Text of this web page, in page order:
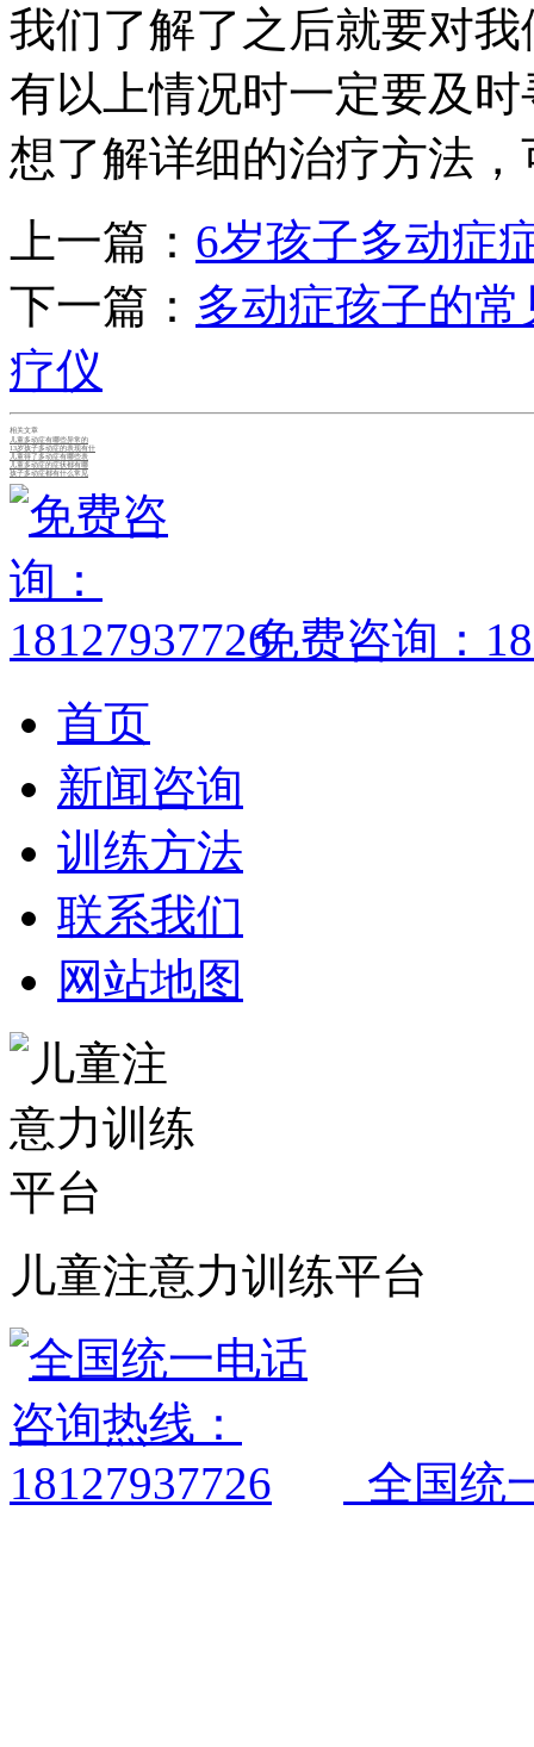
我们了解了之后就要对
有以上情况时一定要及
想了解详细的治疗方法
上一篇： 6岁孩子多动症
下一篇： 多动症孩子的
疗仪
相关文章
儿童多动症有哪些异常的
13岁孩子多动症的表现有什
儿童得了多动症有哪些表
儿童多动症的症状都有哪
孩子多动症都有什么常见
免费咨询：
首页
新闻咨询
训练方法
联系我们
网站地图
儿童注意力训练平台
全国统